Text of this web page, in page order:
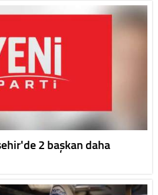
2 başkan daha